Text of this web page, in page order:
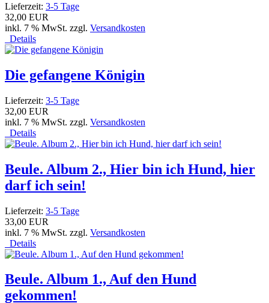
Lieferzeit: 3-5 Tage
32,00 EUR
inkl. 7 % MwSt. zzgl. Versandkosten
Details
Die gefangene Königin
Lieferzeit: 3-5 Tage
32,00 EUR
inkl. 7 % MwSt. zzgl. Versandkosten
Details
Beule. Album 2., Hier bin ich Hund, hier
darf ich sein!
Lieferzeit: 3-5 Tage
33,00 EUR
inkl. 7 % MwSt. zzgl. Versandkosten
Details
Beule. Album 1., Auf den Hund
gekommen!